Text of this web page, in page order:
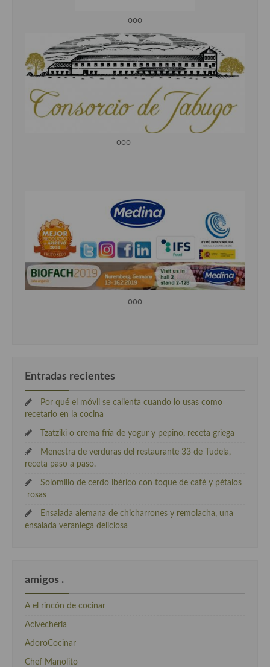
ooo
ooo
ooo
Entradas recientes
Por qué el móvil se calienta cuando lo usas como
recetario en la cocina
Tzatziki o crema fría de yogur y pepino, receta griega
Menestra de verduras del restaurante 33 de Tudela,
receta paso a paso.
Solomillo de cerdo ibérico con toque de café y pétalos
rosas
Ensalada alemana de chicharrones y remolacha, una
ensalada veraniega deliciosa
amigos .
A el rincón de cocinar
Acivecheria
AdoroCocinar
Chef Manolito